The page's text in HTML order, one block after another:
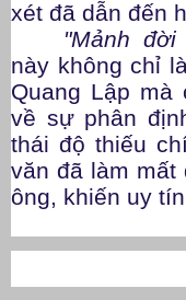
xét đã dẫn đến
"Mảnh
này không chỉ
Quang Lập mà
về sự phân
thái độ thiếu
văn đã làm mất
ông, khiến uy